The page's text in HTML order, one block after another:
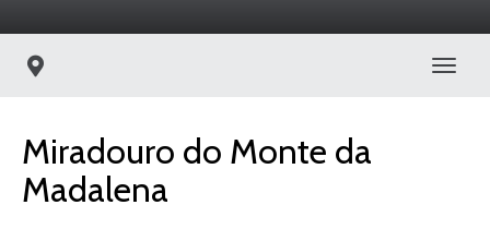
Miradouro do Monte da
Madalena